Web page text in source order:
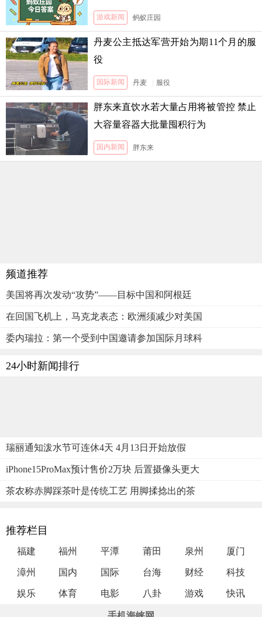
游戏新闻 蚂蚁庄园
丹麦公主抵达军营开始为期11个月的服
役
国际新闻 丹麦 服役
胖东来直饮水若大量占用将被管控 禁止
大容量容器大批量囤积行为
国内新闻 胖东来
频道推荐
美国将再次发动“攻势”——目标中国和阿根廷
在回国飞机上，马克龙表态：欧洲须减少对美国
委内瑞拉：第一个受到中国邀请参加国际月球科
24小时新闻排行
瑞丽通知泼水节可连休4天 4月13日开始放假
iPhone15ProMax预计售价2万块 后置摄像头更大
茶农称赤脚踩茶叶是传统工艺 用脚揉捻出的茶
推荐栏目
福建 福州 平潭 莆田 泉州 厦门
漳州 国内 国际 台海 财经 科技
娱乐 体育 电影 八卦 游戏 快讯